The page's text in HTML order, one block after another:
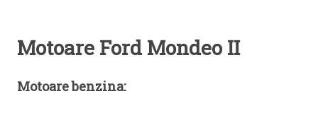
Motoare Ford Mondeo II
Motoare benzina: